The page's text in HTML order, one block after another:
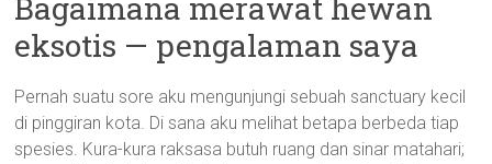
Bagaimana merawat hewan
eksotis — pengalaman saya
Pernah suatu sore aku mengunjungi sebuah sanctuary kecil
di pinggiran kota. Di sana aku melihat betapa berbeda tiap
spesies. Kura-kura raksasa butuh ruang dan sinar matahari;